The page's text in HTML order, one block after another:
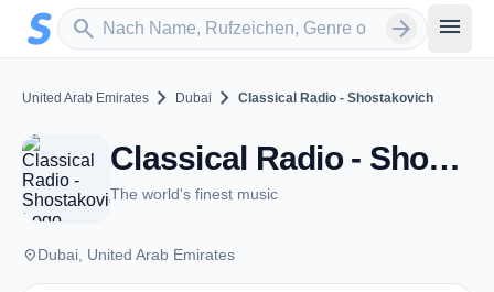
Zum Hauptinhalt springen
search
Sender suchen arrow_forward menu
United Arab Emirates chevron_right Dubai chevron_right Classical Radio - Shostakovich
Classical Radio - Shostakovich - Dubai
The world's finest music
placeDubai, United Arab Emirates